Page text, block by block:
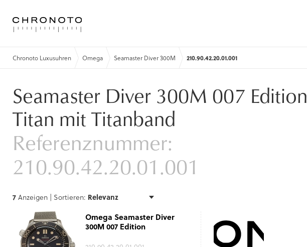
Chronoto Luxusuhren Omega Seamaster Diver 300M 210.90.42.20.01.001
Seamaster Diver 300M 007 Edition
Titan mit Titanband
Referenznummer:
210.90.42.20.01.001
7Anzeigen | Sortieren:
Omega Seamaster Diver
300M 007 Edition